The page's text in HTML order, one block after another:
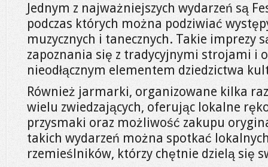
Jednym z najważniejszych wydarzeń są
podczas których można podziwiać
muzycznych i tanecznych. Takie imprezy
zapoznania się z tradycyjnymi strojami i
nieodłącznym elementem dziedzictwa
Również jarmarki, organizowane kilka
wielu zwiedzających, oferując lokalne
przysmaki oraz możliwość zakupu
takich wydarzeń można spotkać
rzemieślników, którzy chętnie dzielą się